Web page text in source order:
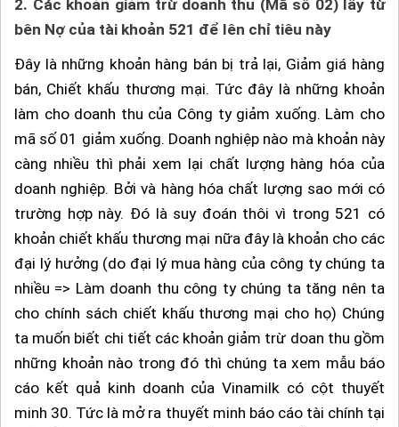
2. Các khoản giảm trừ doanh thu (Mã số 02) lấy từ
bên Nợ của tài khoản 521 để lên chỉ tiêu này
Đây là những khoản hàng bán bị trả lại, Giảm giá hàng
bán, Chiết khấu thương mại. Tức đây là những khoản
làm cho doanh thu của Công ty giảm xuống. Làm cho
mã số 01 giảm xuống. Doanh nghiệp nào mà khoản này
càng nhiều thì phải xem lại chất lượng hàng hóa của
doanh nghiệp. Bởi và hàng hóa chất lượng sao mới có
trường hợp này. Đó là suy đoán thôi vì trong 521 có
khoản chiết khấu thương mại nữa đây là khoản cho các
đại lý hưởng (do đại lý mua hàng của công ty chúng ta
nhiều => Làm doanh thu công ty chúng ta tăng nên ta
cho chính sách chiết khấu thương mại cho họ) Chúng
ta muốn biết chi tiết các khoản giảm trừ doan thu gồm
những khoản nào trong đó thì chúng ta xem mẫu báo
cáo kết quả kinh doanh của Vinamilk có cột thuyết
minh 30. Tức là mở ra thuyết minh báo cáo tài chính tại